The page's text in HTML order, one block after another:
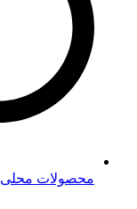
محصولات محلی